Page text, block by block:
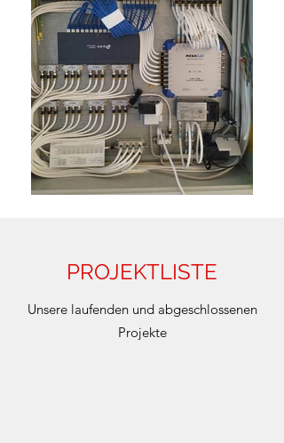
PROJEKTLISTE
Unsere laufenden und abgeschlossenen
Projekte